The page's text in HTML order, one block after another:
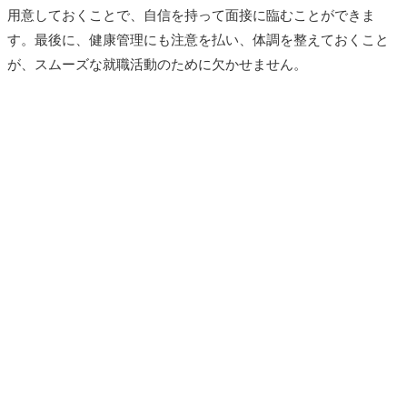
用意しておくことで、自信を持って面接に臨むことができま
す。最後に、健康管理にも注意を払い、体調を整えておくこと
が、スムーズな就職活動のために欠かせません。